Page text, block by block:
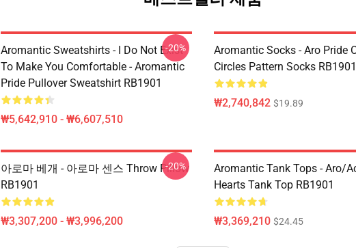
Aromantic Sweatshirts - I Do Not Exist
To Make You Comfortable - Aromantic
Pride Pullover Sweatshirt RB1901
₩5,642,910 - ₩6,607,510
-20%
Aromantic Socks - Aro Pride
Circles Pattern Socks RB1901
₩2,740,842 $19.89
아로마 베개 - 아로마 센스 Throw Pillow
RB1901
₩3,307,200 - ₩3,996,200
-20%
Aromantic Tank Tops - Aro/
Hearts Tank Top RB1901
₩3,369,210 $24.45